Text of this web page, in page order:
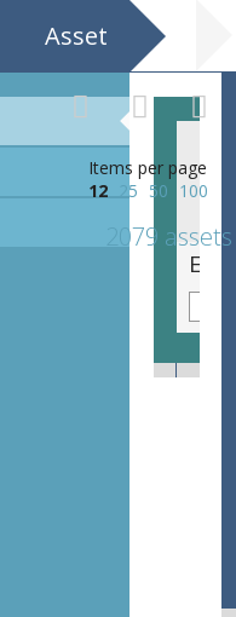
Asset
Items per page
12
25 50 100
2079 assets